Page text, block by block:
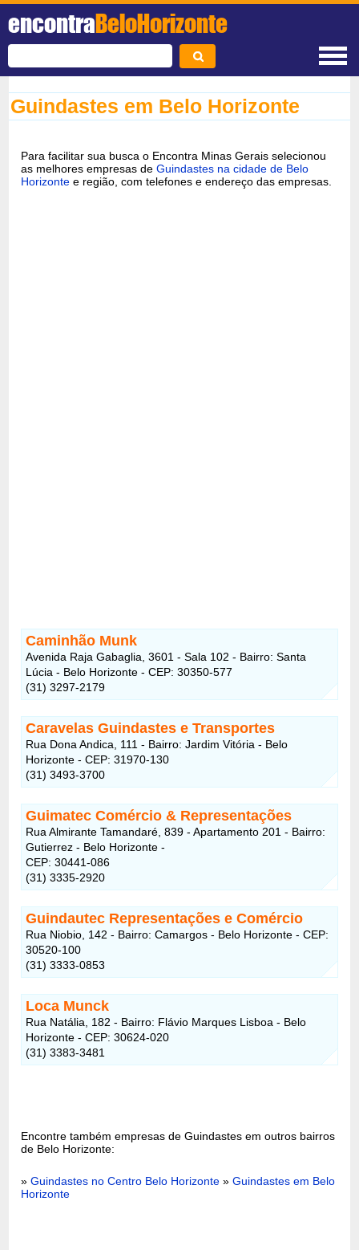
encontraBeloHorizonte
Guindastes em Belo Horizonte
Para facilitar sua busca o Encontra Minas Gerais selecionou
as melhores empresas deGuindastes na cidade de Belo
Horizonte e região, com telefones e endereço das empresas.
Caminhão Munk
Avenida Raja Gabaglia, 3601 - Sala 102 - Bairro: Santa
Lúcia - Belo Horizonte - CEP: 30350-577
(31) 3297-2179
Caravelas Guindastes e Transportes
Rua Dona Andica, 111 - Bairro: Jardim Vitória - Belo
Horizonte - CEP: 31970-130
(31) 3493-3700
Guimatec Comércio & Representações
Rua Almirante Tamandaré, 839 - Apartamento 201 - Bairro:
Gutierrez - Belo Horizonte -
CEP: 30441-086
(31) 3335-2920
Guindautec Representações e Comércio
Rua Niobio, 142 - Bairro: Camargos - Belo Horizonte - CEP:
30520-100
(31) 3333-0853
Loca Munck
Rua Natália, 182 - Bairro: Flávio Marques Lisboa - Belo
Horizonte - CEP: 30624-020
(31) 3383-3481
Encontre também empresas de Guindastes em outros bairros
de Belo Horizonte:
»Guindastes no Centro Belo Horizonte »Guindastes em Belo
Horizonte